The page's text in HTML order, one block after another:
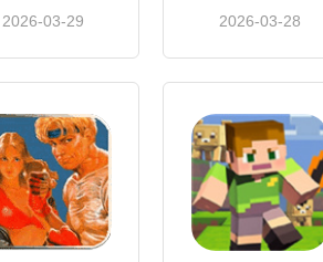
2026-03-29 2026-03-28